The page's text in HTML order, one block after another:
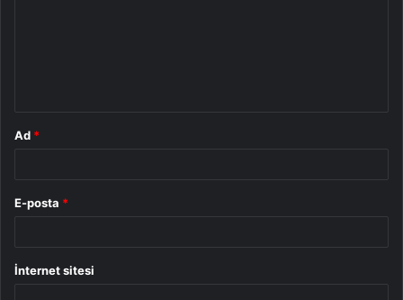
Ad *
E-posta *
İnternet sitesi